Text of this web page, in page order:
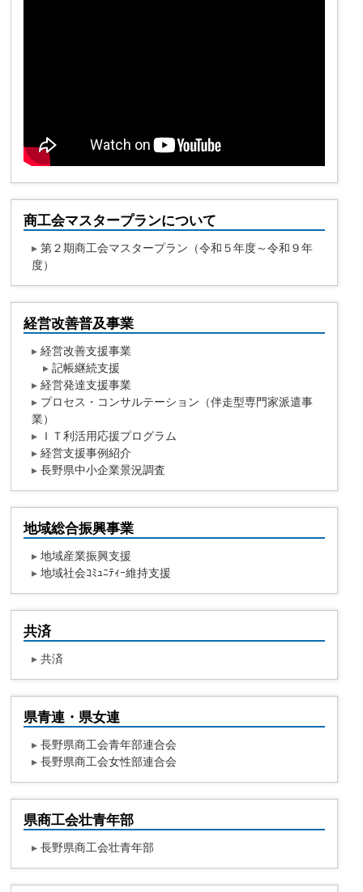
商工会マスタープランについて
▸第２期商工会マスタープラン（令和５年度～令和９年
度）
経営改善普及事業
▸経営改善支援事業
▸記帳継続支援
▸経営発達支援事業
▸ プロセス・コンサルテーション（伴走型専門家派遣事
業）
▸ ＩＴ利活用応援プログラム
▸経営支援事例紹介
▸長野県中小企業景況調査
地域総合振興事業
▸地域産業振興支援
▸地域社会ｺﾐｭﾆﾃｨｰ維持支援
共済
▸共済
県青連・県女連
▸長野県商工会青年部連合会
▸長野県商工会女性部連合会
県商工会壮青年部
▸長野県商工会壮青年部